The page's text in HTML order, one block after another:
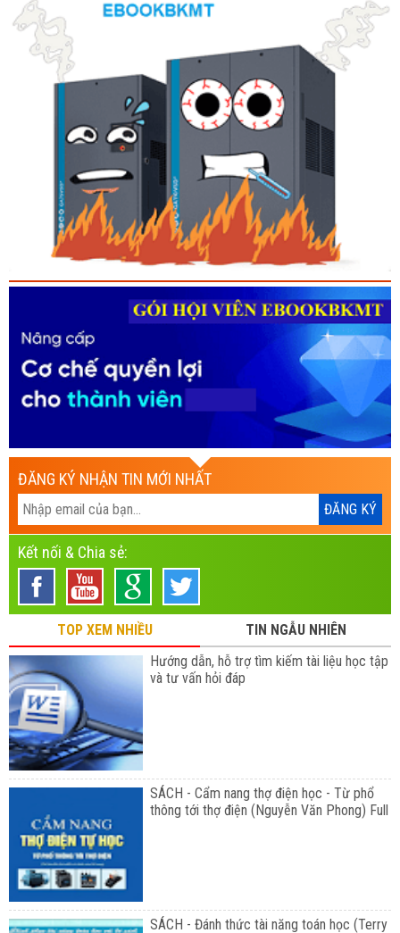
ĐĂNG KÝ NHẬN TIN MỚI NHẤT
Kết nối & Chia sẻ:
TOP XEM NHIỀU
TIN NGẪU NHIÊN
Hướng dẫn, hỗ trợ tìm kiếm tài liệu học tập
và tư vấn hỏi đáp
SÁCH - Cẩm nang thợ điện học - Từ phổ
thông tới thợ điện (Nguyễn Văn Phong) Full
SÁCH - Đánh thức tài năng toán học (Terry